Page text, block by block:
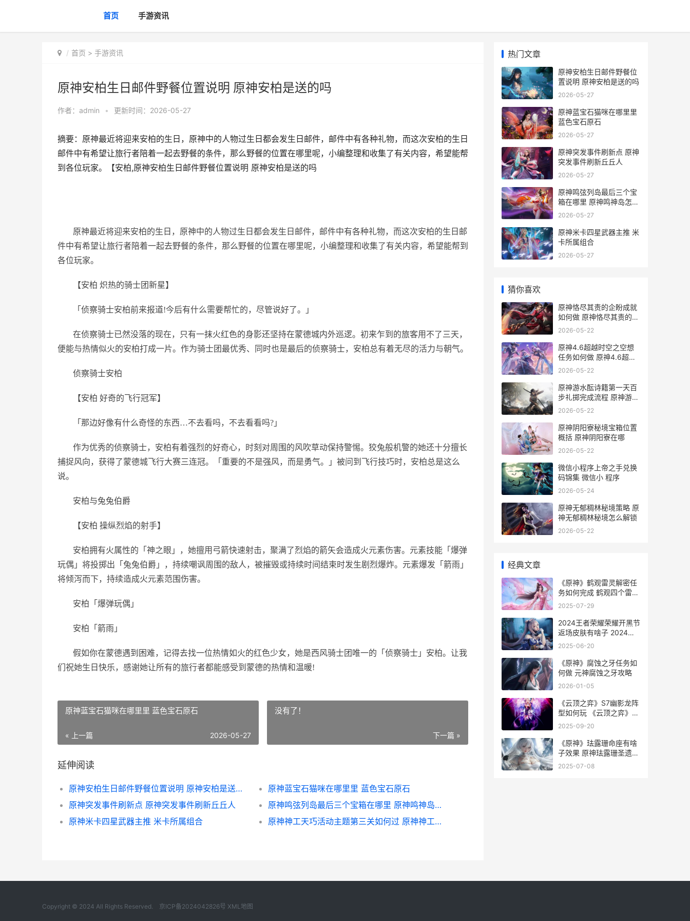
首页 手游资讯
首页 > 手游资讯
原神安柏生日邮件野餐位置说明 原神安柏是送的吗
作者： admin • 更新时间：2026-05-27
摘要：原神最近将迎来安柏的生日，原神中的人物过生日都会发生日邮件，邮件中有各种礼物，而这次安柏的生日
邮件中有希望让旅行者陪着一起去野餐的条件，那么野餐的位置在哪里呢，小编整理和收集了有关内容，希望能帮
到各位玩家。【安柏,原神安柏生日邮件野餐位置说明 原神安柏是送的吗
原神最近将迎来安柏的生日，原神中的人物过生日都会发生日邮件，邮件中有各种礼物，而这次安柏的生日邮
件中有希望让旅行者陪着一起去野餐的条件，那么野餐的位置在哪里呢，小编整理和收集了有关内容，希望能帮到
各位玩家。
【安柏 炽热的骑士团新星】
「侦察骑士安柏前来报道!今后有什么需要帮忙的，尽管说好了。」
在侦察骑士已然没落的现在，只有一抹火红色的身影还坚持在蒙德城内外巡逻。初来乍到的旅客用不了三天，
便能与热情似火的安柏打成一片。作为骑士团最优秀、同时也是最后的侦察骑士，安柏总有着无尽的活力与朝气。
侦察骑士安柏
【安柏 好奇的飞行冠军】
「那边好像有什么奇怪的东西…不去看吗，不去看看吗?」
作为优秀的侦察骑士，安柏有着强烈的好奇心，时刻对周围的风吹草动保持警惕。狡兔般机警的她还十分擅长
捕捉风向，获得了蒙德城飞行大赛三连冠。「重要的不是强风，而是勇气。」被问到飞行技巧时，安柏总是这么
说。
安柏与兔兔伯爵
【安柏 操纵烈焰的射手】
安柏拥有火属性的「神之眼」，她擅用弓箭快速射击，聚满了烈焰的箭矢会造成火元素伤害。元素技能「爆弹
玩偶」将投掷出「兔兔伯爵」，持续嘲讽周围的敌人，被摧毁或持续时间结束时发生剧烈爆炸。元素爆发「箭雨」
将倾泻而下，持续造成火元素范围伤害。
安柏「爆弹玩偶」
安柏「箭雨」
假如你在蒙德遇到困难，记得去找一位热情如火的红色少女，她是西风骑士团唯一的「侦察骑士」安柏。让我
们祝她生日快乐，感谢她让所有的旅行者都能感受到蒙德的热情和温暖!
原神蓝宝石猫咪在哪里里 蓝色宝石原石
« 上一篇 2026-05-27
没有了！
下一篇 »
延伸阅读
原神安柏生日邮件野餐位置说明 原神安柏是送的吗
原神蓝宝石猫咪在哪里里 蓝色宝石原石
原神突发事件刷新点 原神突发事件刷新丘丘人
原神鸣弦列岛最后三个宝箱在哪里 原神鸣神岛怎么过
原神米卡四星武器主推 米卡所属组合
原神神工天巧活动主题第三关如何过 原神神工天巧活动攻略
热门文章
原神安柏生日邮件野餐位
置说明 原神安柏是送的吗
2026-05-27
原神蓝宝石猫咪在哪里里
蓝色宝石原石
2026-05-27
原神突发事件刷新点 原神
突发事件刷新丘丘人
2026-05-27
原神鸣弦列岛最后三个宝
箱在哪里 原神鸣神岛怎么
过
2026-05-27
原神米卡四星武器主推 米
卡所属组合
2026-05-27
猜你喜欢
原神恪尽其责的企盼成就
如何做 原神恪尽其责的句
子
2026-05-22
原神4.6超越时空之空想
任务如何做 原神4.6超越
时空之空想
2026-05-22
原神游水酝诗籍第一天百
步礼掷完成流程 原神游水
酝诗籍壁纸
2026-05-22
原神阴阳寮秘境宝箱位置
概括 原神阴阳寮在哪
2026-05-22
微信小程序上帝之手兑换
码锦集 微信小 程序
2026-05-24
原神无郁稠林秘境策略 原
神无郁稠林秘境怎么解锁
2026-05-22
经典文章
《原神》鹤观雷灵解密任
务如何完成 鹤观四个雷灵
珍贵宝箱
2025-07-29
2024王者荣耀荣耀开黑节
返场皮肤有啥子 2024王
者荣耀荣耀水晶兑换哪个
2025-06-20
《原神》腐蚀之牙任务如
何做 元神腐蚀之牙攻略
2026-01-05
《云顶之弈》S7幽影龙阵
型如何玩 《云顶之弈》
S13赛季的1费卡数量是多
2025-09-20
《原神》珐露珊命座有啥
子效果 原神珐露珊圣遗物
搭配推荐
2025-07-08
Copyright © 2024 All Rights Reserved. 京ICP备2024042826号 XML地图